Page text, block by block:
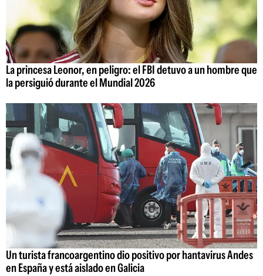
La princesa Leonor, en peligro: el FBI detuvo a un hombre que
la persiguió durante el Mundial 2026
Un turista francoargentino dio positivo por hantavirus Andes
en España y está aislado en Galicia